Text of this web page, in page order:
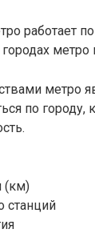
работает
метро
метро
по городу,
(км)
станций